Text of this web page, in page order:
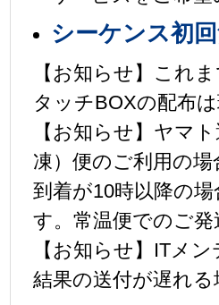
シーケンス初
【お知らせ】これ
タッチBOXの配布
【お知らせ】ヤマ
凍）便のご利用の
到着が10時以降の
す。常温便でのご
【お知らせ】ITメ
結果の送付が遅れる